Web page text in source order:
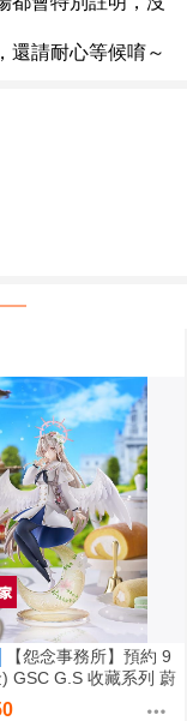
【怨念事務所】預約 9
) GSC G.S 收藏系列 蔚
花香微笑 1/7 0927